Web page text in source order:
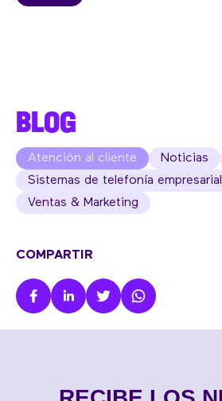
BLOG
Atención al cliente Noticias
Sistemas de telefonía empresarial
Ventas & Marketing
COMPARTIR